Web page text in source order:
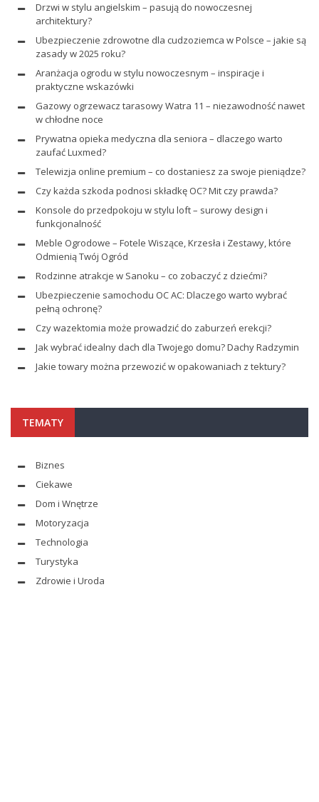
Drzwi w stylu angielskim – pasują do nowoczesnej
architektury?
Ubezpieczenie zdrowotne dla cudzoziemca w Polsce – jakie są
zasady w 2025 roku?
Aranżacja ogrodu w stylu nowoczesnym – inspiracje i
praktyczne wskazówki
Gazowy ogrzewacz tarasowy Watra 11 – niezawodność nawet
w chłodne noce
Prywatna opieka medyczna dla seniora – dlaczego warto
zaufać Luxmed?
Telewizja online premium – co dostaniesz za swoje pieniądze?
Czy każda szkoda podnosi składkę OC? Mit czy prawda?
Konsole do przedpokoju w stylu loft – surowy design i
funkcjonalność
Meble Ogrodowe – Fotele Wiszące, Krzesła i Zestawy, które
Odmienią Twój Ogród
Rodzinne atrakcje w Sanoku – co zobaczyć z dziećmi?
Ubezpieczenie samochodu OC AC: Dlaczego warto wybrać
pełną ochronę?
Czy wazektomia może prowadzić do zaburzeń erekcji?
Jak wybrać idealny dach dla Twojego domu? Dachy Radzymin
Jakie towary można przewozić w opakowaniach z tektury?
TEMATY
Biznes
Ciekawe
Dom i Wnętrze
Motoryzacja
Technologia
Turystyka
Zdrowie i Uroda